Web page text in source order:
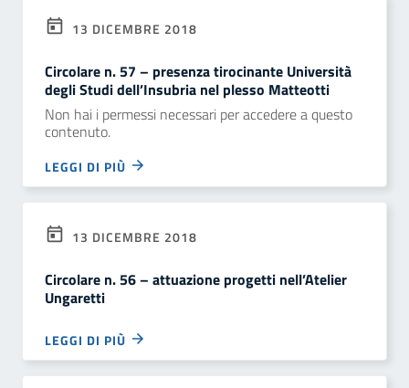
13 DICEMBRE 2018
Circolare n. 57 – presenza tirocinante Università
degli Studi dell’Insubria nel plesso Matteotti
Non hai i permessi necessari per accedere a questo
contenuto.
LEGGI DI PIÙ
13 DICEMBRE 2018
Circolare n. 56 – attuazione progetti nell’Atelier
Ungaretti
LEGGI DI PIÙ